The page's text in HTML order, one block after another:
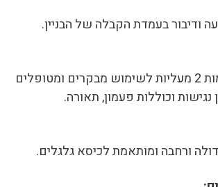
ודיבור בעמדת הקבלה של הבניין.
בבית החולים קיימות 2 מעליות לשימוש מבקרים ומטופלים
וכוללות פעמון, תאורה.
ורחבה ומותאמת לכיסא גלגלים.